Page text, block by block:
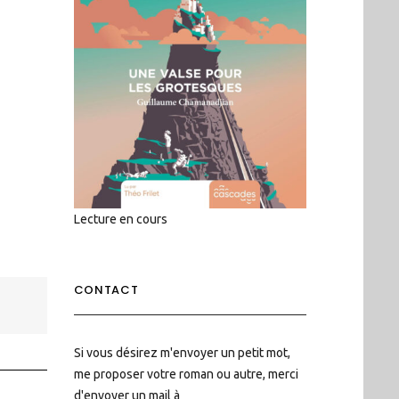
Lecture en cours
CONTACT
Si vous désirez m'envoyer un petit mot,
me proposer votre roman ou autre, merci
d'envoyer un mail à